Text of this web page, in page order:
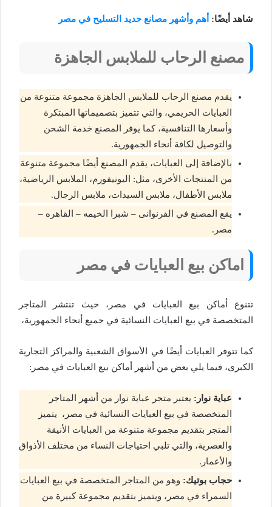
شاهد أيضًا: أهم وأشهر مصانع حديد التسليح في مصر
مصنع الرحاب للملابس الجاهزة
يقدم مصنع الرحاب للملابس الجاهزة مجموعة متنوعة من
العبايات الحريمي، والتي تتميز بتصميماتها المبتكرة
وأسعارها التنافسية، كما يوفر المصنع خدمة الشحن
والتوصيل لكافة أنحاء الجمهورية.
بالإضافة إلى العبايات، يقدم المصنع أيضًا مجموعة متنوعة
من المنتجات الأخرى، مثل: اليونيفورم، الملابس الرياضية،
ملابس الأطفال، ملابس السيدات، ملابس الرجال.
يقع المصنع في الفرنوانى – شبرا الخيمه – القاهره –
مصر.
اماكن بيع العبايات في مصر
تتنوع أماكن بيع العبايات في مصر، حيث تنتشر المتاجر
المتخصصة في بيع العبايات النسائية في جميع أنحاء الجمهورية،
كما تتوفر العبايات أيضًا في الأسواق الشعبية والمراكز التجارية
الكبرى، فيما يلي بعض من أشهر أماكن بيع العبايات في مصر:
عباية نوار: يعتبر متجر عباية نوار من أشهر المتاجر
المتخصصة في بيع العبايات النسائية في مصر، يتميز
المتجر بتقديم مجموعة متنوعة من العبايات الأنيقة
والعصرية، والتي تلبي احتياجات النساء من مختلف الأذواق
والأعمار.
حجاب بوتيك: وهو من المتاجر المتخصصة في بيع العبايات
السمراء في مصر، ويتميز بتقديم مجموعة كبيرة من